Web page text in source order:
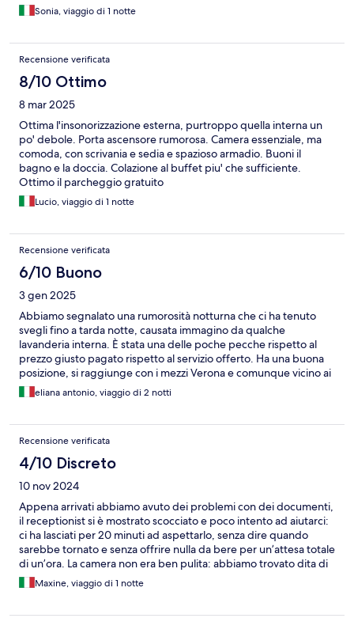
Sonia, viaggio di 1 notte
Recensione verificata
8/10 Ottimo
8 mar 2025
Ottima l'insonorizzazione esterna, purtroppo quella interna un
po' debole. Porta ascensore rumorosa. Camera essenziale, ma
comoda, con scrivania e sedia e spazioso armadio. Buoni il
bagno e la doccia. Colazione al buffet piu' che sufficiente.
Ottimo il parcheggio gratuito
Lucio, viaggio di 1 notte
Recensione verificata
6/10 Buono
3 gen 2025
Abbiamo segnalato una rumorosità notturna che ci ha tenuto
svegli fino a tarda notte, causata immagino da qualche
lavanderia interna. È stata una delle poche pecche rispetto al
prezzo giusto pagato rispetto al servizio offerto. Ha una buona
posizione, si raggiunge con i mezzi Verona e comunque vicino ai
maggiori raccodi autostradali se si vuol usare l'auto.
eliana antonio, viaggio di 2 notti
Recensione verificata
4/10 Discreto
10 nov 2024
Appena arrivati abbiamo avuto dei problemi con dei documenti,
il receptionist si è mostrato scocciato e poco intento ad aiutarci:
ci ha lasciati per 20 minuti ad aspettarlo, senza dire quando
sarebbe tornato e senza offrire nulla da bere per un’attesa totale
di un’ora. La camera non era ben pulita: abbiamo trovato dita di
polvere sopra lampade, porte e sotto i letti, per non parlare
della griglia dell’aria. Anche la doccia era sporca: c’erano tracce
Maxine, viaggio di 1 notte